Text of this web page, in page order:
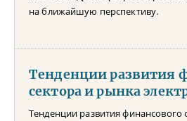
на ближайшую перспективу.
Тенденции развития
сектора и рынка
Тенденции развития финансового